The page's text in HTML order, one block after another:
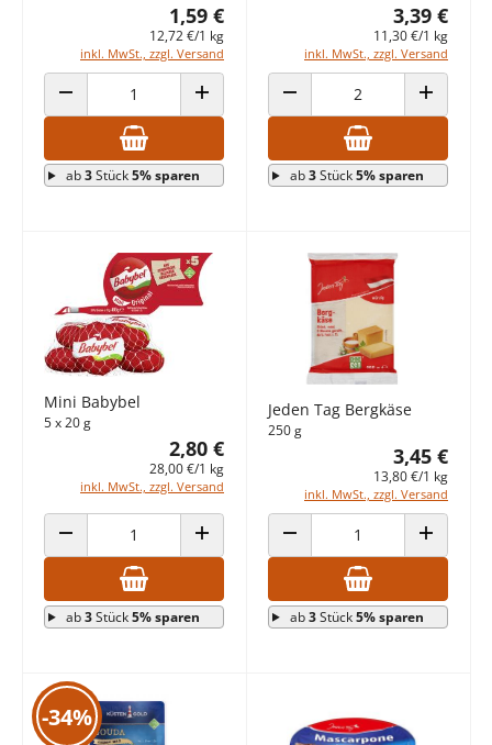
1,59 €
12,72 €/1 kg
inkl. MwSt., zzgl. Versand
ANZAHL VERRINGERN ANZAHL ERHÖHEN
ab3Stück5% sparen
3,39 €
11,30 €/1 kg
inkl. MwSt., zzgl. Versand
ANZAHL VERRINGERN ANZAHL
ab3Stück5% sparen
Mini Babybel
5 x 20 g
2,80 €
28,00 €/1 kg
inkl. MwSt., zzgl. Versand
ANZAHL VERRINGERN ANZAHL ERHÖHEN
ab3Stück5% sparen
Jeden Tag Bergkäse
250 g
3,45 €
13,80 €/1 kg
inkl. MwSt., zzgl. Versand
ANZAHL VERRINGERN ANZAHL
ab3Stück5% sparen
-34%